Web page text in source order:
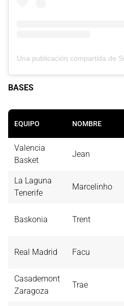
BASES
EQUIPO NOMBRE
Valencia
Basket
Jean
La Laguna
Tenerife
Marcelinho
Baskonia Trent
Real Madrid Facu
Casademont
Zaragoza
Trae